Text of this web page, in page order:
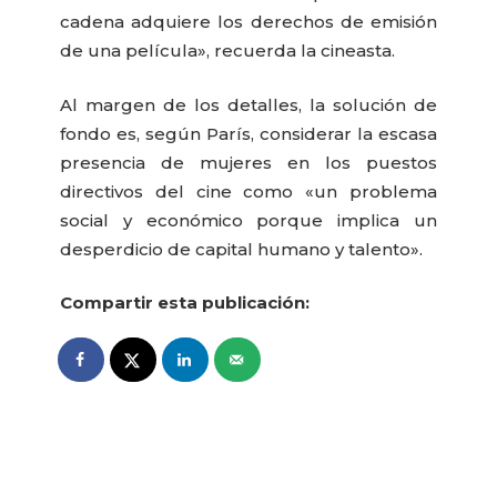
cadena adquiere los derechos de emisión
de una película», recuerda la cineasta.
Al margen de los detalles, la solución de
fondo es, según París, considerar la escasa
presencia de mujeres en los puestos
directivos del cine como «un problema
social y económico porque implica un
desperdicio de capital humano y talento».
Compartir esta publicación: